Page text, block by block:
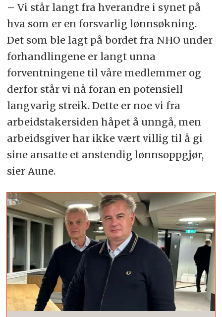
– Vi står langt fra hverandre i synet på
hva som er en forsvarlig lønnsøkning.
Det som ble lagt på bordet fra NHO under
forhandlingene er langt unna
forventningene til våre medlemmer og
derfor står vi nå foran en potensiell
langvarig streik. Dette er noe vi fra
arbeidstakersiden håpet å unngå, men
arbeidsgiver har ikke vært villig til å gi
sine ansatte et anstendig lønnsoppgjør,
sier Aune.